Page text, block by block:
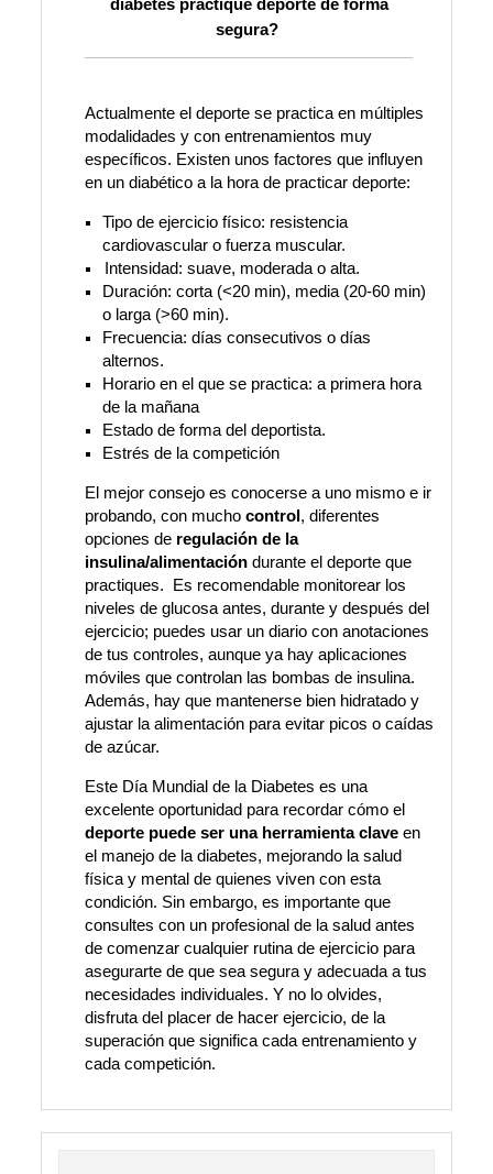
diabetes practique deporte de forma
segura?
Actualmente el deporte se practica en múltiples
modalidades y con entrenamientos muy
específicos. Existen unos factores que influyen
en un diabético a la hora de practicar deporte:
Tipo de ejercicio físico: resistencia
cardiovascular o fuerza muscular.
Intensidad: suave, moderada o alta.
Duración: corta (<20 min), media (20-60 min)
o larga (>60 min).
Frecuencia: días consecutivos o días
alternos.
Horario en el que se practica: a primera hora
de la mañana
Estado de forma del deportista.
Estrés de la competición
El mejor consejo es conocerse a uno mismo e ir
probando, con muchocontrol , diferentes
opciones de regulación de la
insulina/alimentación durante el deporte que
practiques. Es recomendable monitorear los
niveles de glucosa antes, durante y después del
ejercicio; puedes usar un diario con anotaciones
de tus controles, aunque ya hay aplicaciones
móviles que controlan las bombas de insulina.
Además, hay que mantenerse bien hidratado y
ajustar la alimentación para evitar picos o caídas
de azúcar.
Este Día Mundial de la Diabetes es una
excelente oportunidad para recordar cómo el
deporte puede ser una herramienta clave en
el manejo de la diabetes, mejorando la salud
física y mental de quienes viven con esta
condición. Sin embargo, es importante que
consultes con un profesional de la salud antes
de comenzar cualquier rutina de ejercicio para
asegurarte de que sea segura y adecuada a tus
necesidades individuales. Y no lo olvides,
disfruta del placer de hacer ejercicio, de la
superación que significa cada entrenamiento y
cada competición.